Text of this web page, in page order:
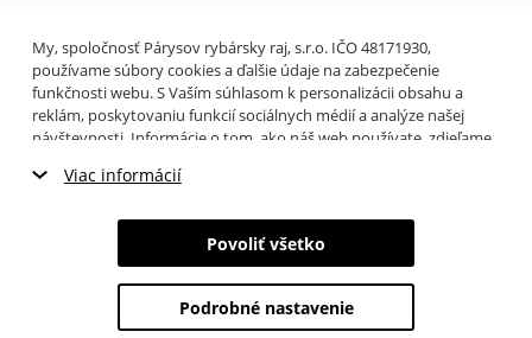
My, spoločnosť Párysov rybársky raj, s.r.o. IČO 48171930,
používame súbory cookies a ďalšie údaje na zabezpečenie
funkčnosti webu. S Vaším súhlasom k personalizácii obsahu a
reklám, poskytovaniu funkcií sociálnych médií a analýze našej
návštevnosti. Informácie o tom, ako náš web používate, zdieľame
(napríklad Google).Tu
informáciami, ktoré ste im poskytli alebo ktoré získali v dôsledku
toho, že používate ich služby. Tieto údaje zahŕňajú cookies, dáta z
ďalších úložísk, IP adresu a ďalšie informácie spojené s prezeraním
Viac informácií
Nevyhnutné cookies
Marketingové cookies
Analytické cookies
Povoliť všetko
Podrobné nastavenie